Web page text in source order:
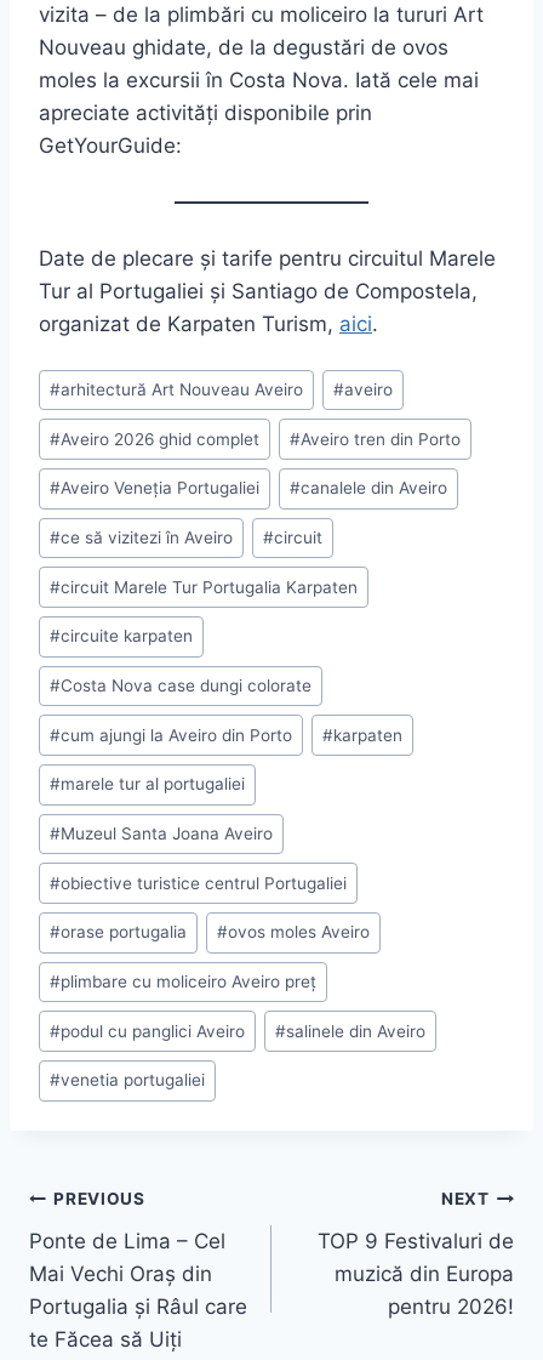
vizita – de la plimbări cu moliceiro la tururi Art
Nouveau ghidate, de la degustări de ovos
moles la excursii în Costa Nova. Iată cele mai
apreciate activități disponibile prin
GetYourGuide:
Date de plecare și tarife pentru circuitul Marele
Tur al Portugaliei și Santiago de Compostela,
organizat de Karpaten Turism, aici.
Post
Tags:
#arhitectură Art Nouveau Aveiro #aveiro
#Aveiro 2026 ghid complet #Aveiro tren din Porto
#Aveiro Veneția Portugaliei #canalele din Aveiro
#ce să vizitezi în Aveiro #circuit
#circuit Marele Tur Portugalia Karpaten
#circuite karpaten
#Costa Nova case dungi colorate
#cum ajungi la Aveiro din Porto #karpaten
#marele tur al portugaliei
#Muzeul Santa Joana Aveiro
#obiective turistice centrul Portugaliei
#orase portugalia #ovos moles Aveiro
#plimbare cu moliceiro Aveiro preț
#podul cu panglici Aveiro #salinele din Aveiro
#venetia portugaliei
Navigare
în
articole
PREVIOUS
Ponte de Lima – Cel
Mai Vechi Oraș din
Portugalia și Râul care
te Făcea să Uiți
NEXT
TOP 9 Festivaluri de
muzică din Europa
pentru 2026!